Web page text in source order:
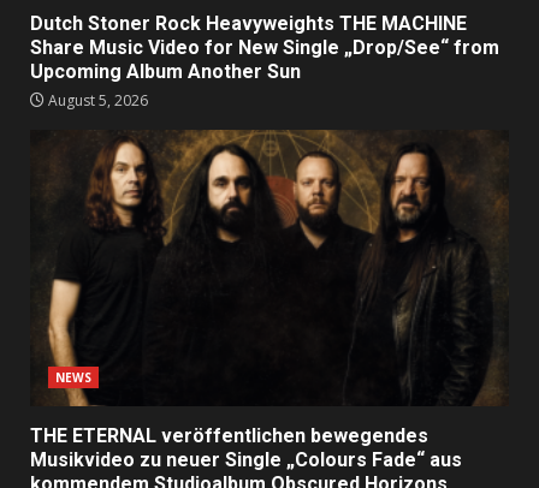
Dutch Stoner Rock Heavyweights THE MACHINE
Share Music Video for New Single „Drop/See“ from
Upcoming Album Another Sun
August 5, 2026
NEWS
THE ETERNAL veröffentlichen bewegendes
Musikvideo zu neuer Single „Colours Fade“ aus
kommendem Studioalbum Obscured Horizons